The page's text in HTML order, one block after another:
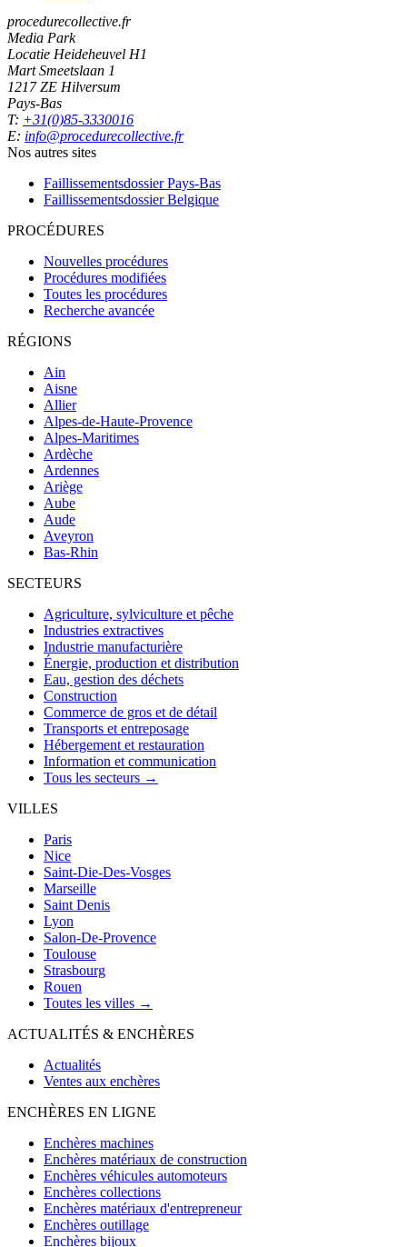
procedurecollective.fr
Media Park
Locatie Heideheuvel H1
Mart Smeetslaan 1
1217 ZE Hilversum
Pays-Bas
T: +31(0)85-3330016
E: info@procedurecollective.fr
Nos autres sites
Faillissementsdossier Pays-Bas
Faillissementsdossier Belgique
PROCÉDURES
Nouvelles procédures
Procédures modifiées
Toutes les procédures
Recherche avancée
RÉGIONS
Ain
Aisne
Allier
Alpes-de-Haute-Provence
Alpes-Maritimes
Ardèche
Ardennes
Ariège
Aube
Aude
Aveyron
Bas-Rhin
SECTEURS
Agriculture, sylviculture et pêche
Industries extractives
Industrie manufacturière
Énergie, production et distribution
Eau, gestion des déchets
Construction
Commerce de gros et de détail
Transports et entreposage
Hébergement et restauration
Information et communication
Tous les secteurs →
VILLES
Paris
Nice
Saint-Die-Des-Vosges
Marseille
Saint Denis
Lyon
Salon-De-Provence
Toulouse
Strasbourg
Rouen
Toutes les villes →
ACTUALITÉS & ENCHÈRES
Actualités
Ventes aux enchères
ENCHÈRES EN LIGNE
Enchères machines
Enchères matériaux de construction
Enchères véhicules automoteurs
Enchères collections
Enchères matériaux d'entrepreneur
Enchères outillage
Enchères bijoux